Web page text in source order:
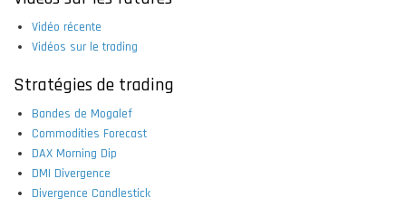
Vidéo récente
Vidéos sur le trading
Stratégies de trading
Bandes de Mogalef
Commodities Forecast
DAX Morning Dip
DMI Divergence
Divergence Candlestick